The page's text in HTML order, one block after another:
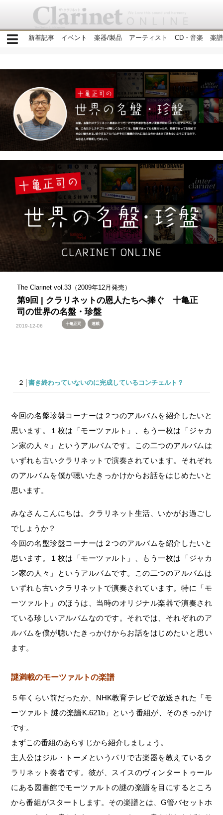
新着記事 イベント 楽器/製品 アーティスト CD・音楽 楽
The Clarinet vol.33（2009年12月発売）
第9回 | クラリネットの恩人たちへ捧ぐ 十亀正
司の世界の名盤・珍盤
2019-12-06 十亀正司 連載
２│ 書き終わっていないのに完成しているコンチェルト？
今回の名盤珍盤コーナーは２つのアルバムを紹介したいと
思います。１枚は「モーツァルト」、もう一枚は「ジャカ
ン家の人々」というアルバムです。この二つのアルバムは
いずれも古いクラリネットで演奏されています。それぞれ
のアルバムを僕が聴いたきっかけからお話をはじめたいと
思います。
みなさんこんにちは。クラリネット生活、いかがお過ごし
でしょうか？
今回の名盤珍盤コーナーは２つのアルバムを紹介したいと
思います。１枚は「モーツァルト」、もう一枚は「ジャカ
ン家の人々」というアルバムです。この二つのアルバムは
いずれも古いクラリネットで演奏されています。特に「モ
ーツァルト」のほうは、当時のオリジナル楽器で演奏され
ている珍しいアルバムなのです。それでは、それぞれのア
ルバムを僕が聴いたきっかけからお話をはじめたいと思い
ます。
謎満載のモーツァルトの楽譜
５年くらい前だったか、NHK教育テレビで放送された「モ
ーツァルト 謎の楽譜K.621b」という番組が、そのきっかけ
です。
まずこの番組のあらすじから紹介しましょう。
主人公はジル・トーメというパリで古楽器を教えているク
ラリネット奏者です。彼が、スイスのヴィンタートゥール
にある図書館でモーツァルトの謎の楽譜を目にするところ
から番組がスタートします。その楽譜とは、G管バセットホ